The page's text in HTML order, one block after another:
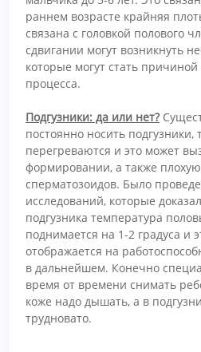
раннем возрасте крайняя
связана с головкой полового
сдвигании могут возникнуть
которые могут стать
процесса.
Подгузники: да или нет?
постоянно носить
перегреваются и это может
формировании, а также
сперматозоидов. Было
исследований, которые
подгузника температура
поднимается на 1-2 градуса и
отображается на
в дальнейшем. Конечно
время от времени снимать
коже надо дышать, а в
трудновато.